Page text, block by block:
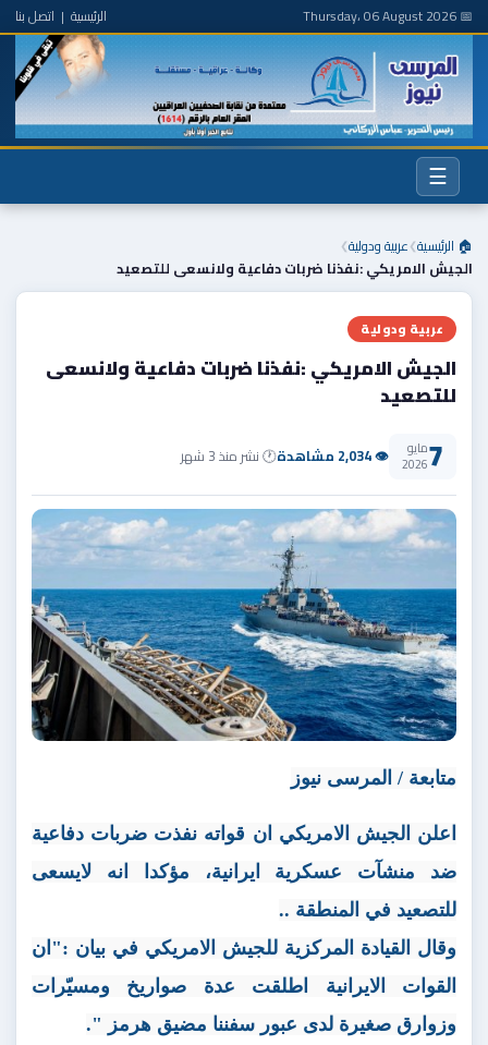
📅 Thursday، 06 August 2026 الرئيسية | اتصل بنا
☰
🏠 الرئيسية❯عربية ودولية❯
الجيش الامريكي :نفذنا ضربات دفاعية ولانسعى للتصعيد
عربية ودولية
الجيش الامريكي :نفذنا ضربات دفاعية ولانسعى
للتصعيد
7مايو
2026 👁 2,034 مشاهدة 🕐 نشر منذ 3 شهر
متابعة / المرسى نيوز
اعلن الجيش الامريكي ان قواته نفذت ضربات دفاعية
ضد منشآت عسكرية ايرانية، مؤكدا انه لايسعى
للتصعيد في المنطقة ..
وقال القيادة المركزية للجيش الامريكي في بيان :"ان
القوات الايرانية اطلقت عدة صواريخ ومسيّرات
وزوارق صغيرة لدى عبور سفننا مضيق هرمز ".